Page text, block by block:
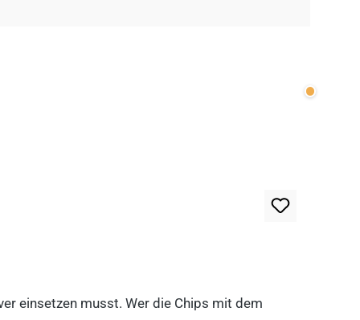
Wenige
einsetzen musst. Wer die Chips mit dem